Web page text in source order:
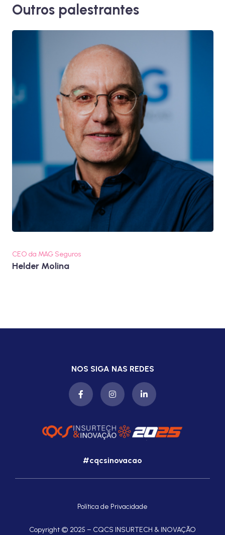
Outros palestrantes
CEO da MAG Seguros
Helder Molina
NOS SIGA NAS REDES
#cqcsinovacao
Política de Privacidade
Copyright © 2025 – CQCS INSURTECH & INOVAÇÃO